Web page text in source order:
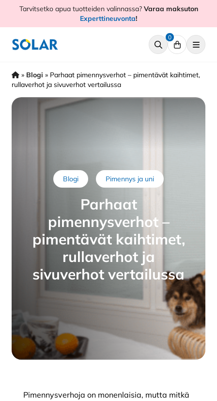
HyppääTarvitsetko apua tuotteiden valinnassa?Varaa maksuton
Experttineuvonta!
0
» Blogi » Parhaat pimennysverhot – pimentävät kaihtimet,
rullaverhot ja sivuverhot vertailussa
Blogi Pimennys ja uni
Parhaat
pimennysverhot –
pimentävät kaihtimet,
rullaverhot ja
sivuverhot vertailussa
Pimennysverhoja on monenlaisia, mutta mitkä